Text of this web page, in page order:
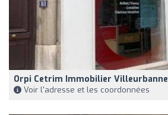
Orpi Cetrim Immobilier Villeurbanne
Voir l'adresse et les coordonnées